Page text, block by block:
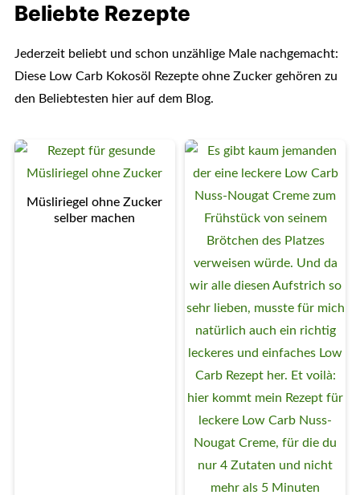
Beliebte Rezepte
Jederzeit beliebt und schon unzählige Male nachgemacht:
Diese Low Carb Kokosöl Rezepte ohne Zucker gehören zu
den Beliebtesten hier auf dem Blog.
Müsliriegel ohne Zucker
selber machen